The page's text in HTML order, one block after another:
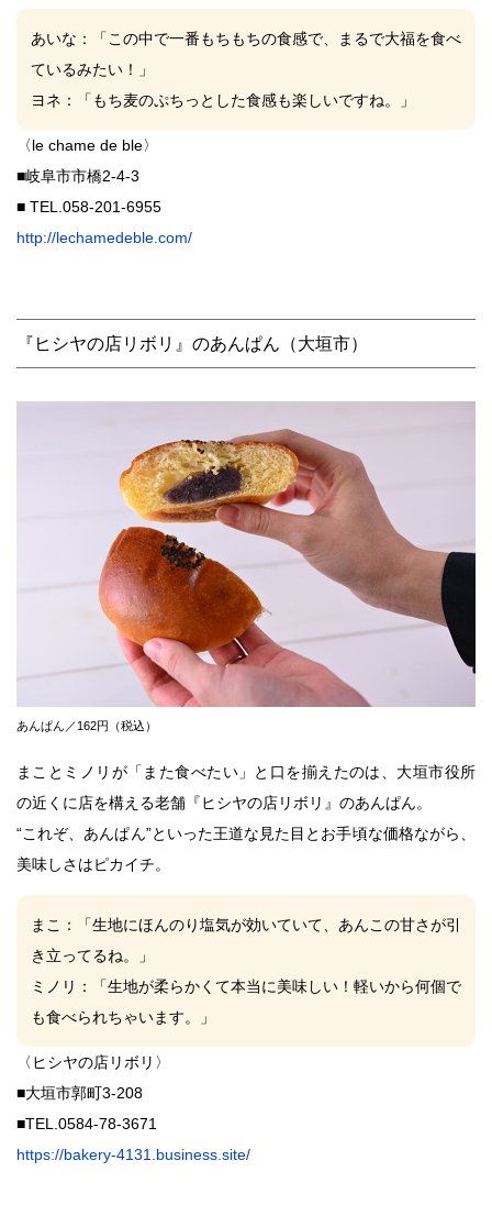
あいな ：「この中で一番もちもちの食感で、まるで大福を食べ
ているみたい！」
ヨネ ：「もち麦のぷちっとした食感も楽しいですね。」
〈le chame de ble〉
■岐阜市市橋2-4-3
■ TEL.058-201-6955
http://lechamedeble.com/
『ヒシヤの店リボリ』のあんぱん（大垣市）
あんぱん／162円（税込）
まこ と ミノリ が「また食べたい」と口を揃えたのは、大垣市役所
の近くに店を構える老舗『ヒシヤの店リボリ』のあんぱん。
“これぞ、あんぱん”といった王道な見た目とお手頃な価格ながら、
美味しさはピカイチ。
まこ
：「生地にほんのり塩気が効いていて、あんこの甘さが引
き立ってるね。」
ミノリ ：「生地が柔らかくて本当に美味しい！軽いから何個で
も食べられちゃいます。」
〈ヒシヤの店リボリ〉
■大垣市郭町3-208
■TEL. 0584-78-3671
https://bakery-4131.business.site/